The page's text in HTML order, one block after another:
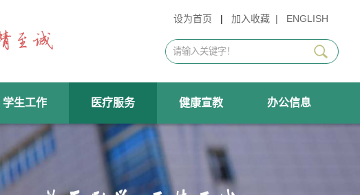
设为首页 | 加入收藏 | ENGLISH
学生工作 医疗服务 健康宣教 办公信息